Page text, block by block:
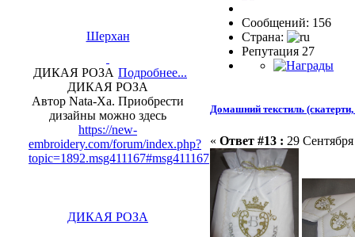
Шерхан
Подробнее...
ДИКАЯ РОЗА
ДИКАЯ РОЗА
Автор Nata-Xa. Приобрести
дизайны можно здесь
https://new-
embroidery.com/forum/index.php?
topic=1892.msg411167#msg411167
ДИКАЯ РОЗА
Сообщений: 156
Страна:
Репутация 27
Домашний текстиль
« Ответ #13 : 29